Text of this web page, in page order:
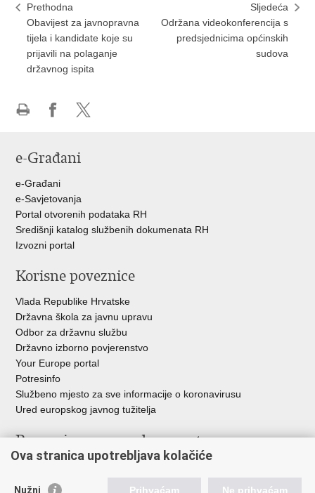
Prethodna
Obavijest za javnopravna
tijela i kandidate koje su
prijavili na polaganje
državnog ispita
Sljedeća
Održana videokonferencija s
predsjednicima općinskih
sudova
FacebookuTwitteru
e-Građani
e-Građani
e-Savjetovanja
Portal otvorenih podataka RH
Središnji katalog službenih dokumenata RH
Izvozni portal
Korisne poveznice
Vlada Republike Hrvatske
Državna škola za javnu upravu
Odbor za državnu službu
Državno izborno povjerenstvo
Your Europe portal
Potresinfo
Službeno mjesto za sve informacije o koronavirusu
Ured europskog javnog tužitelja
Poveznice pravosudnog sustava
Državno odvjetništvo
Ova stranica upotrebljava kolačiće
Nužni Prihvaćam Ne prihvaćam